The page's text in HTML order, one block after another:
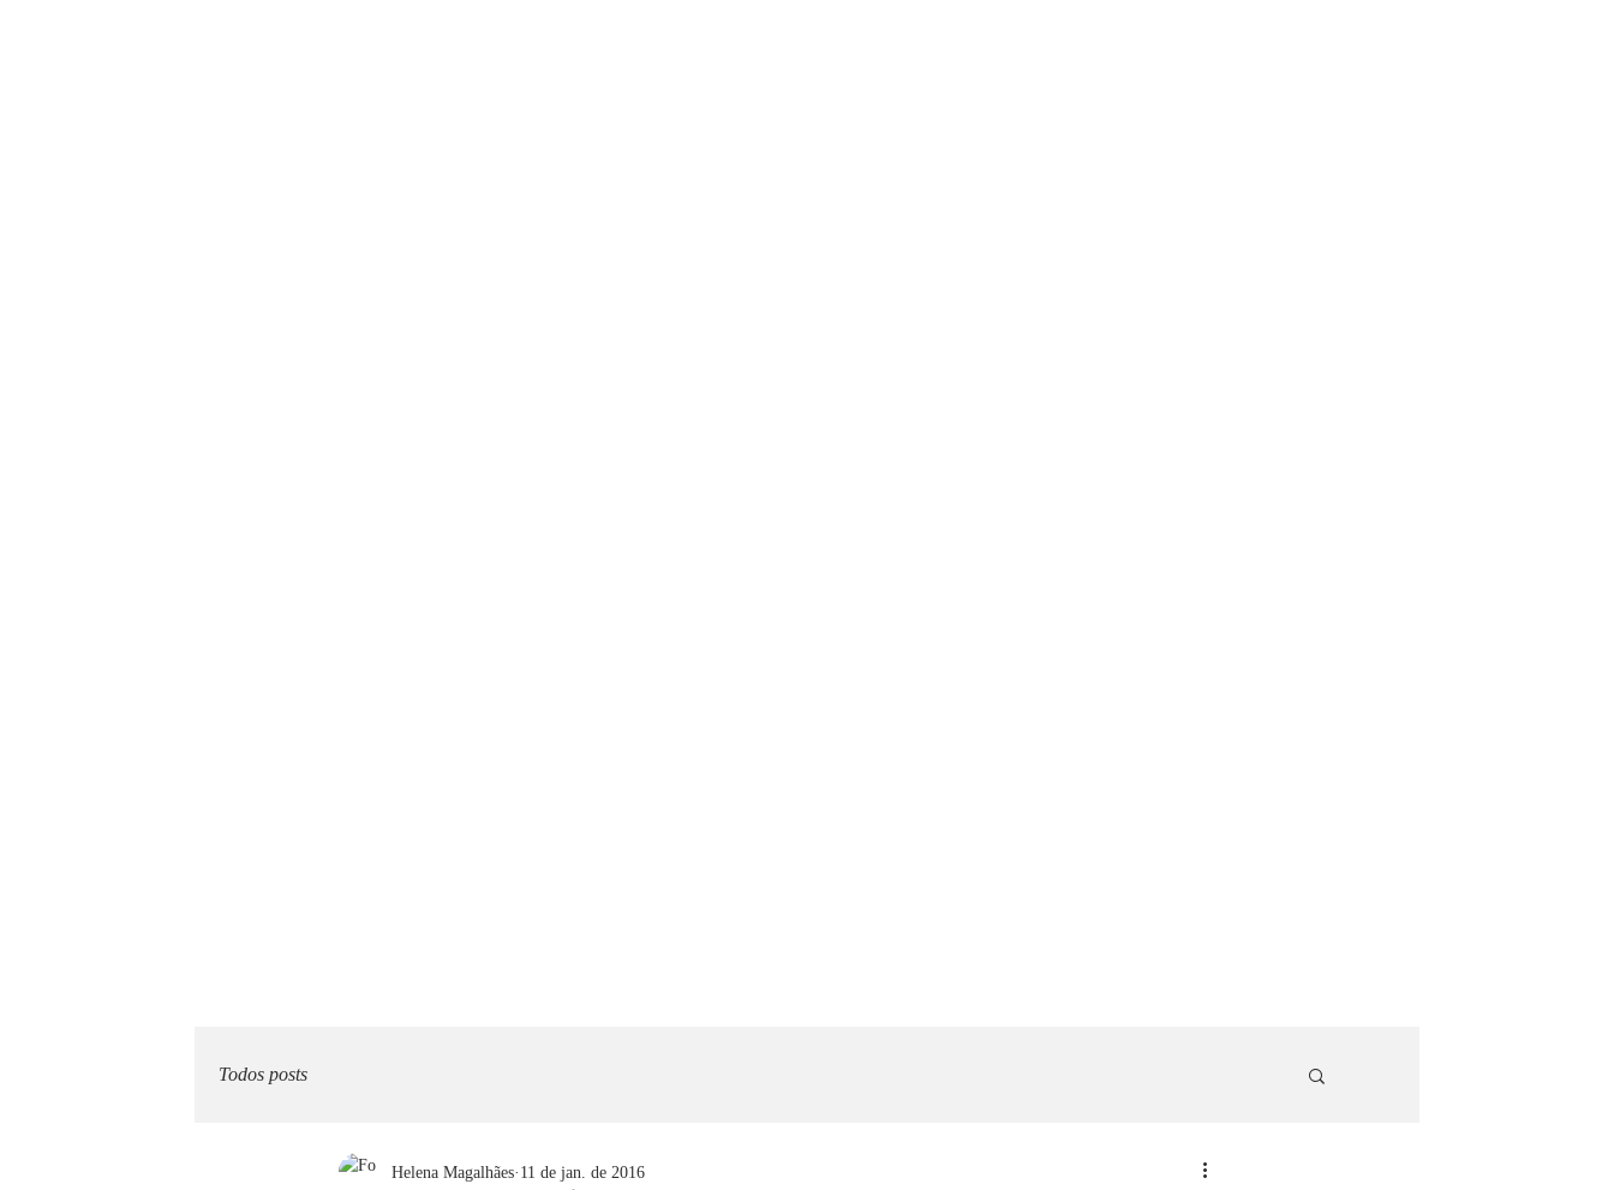
Todos posts
Helena Magalhães 11 de jan. de 2016